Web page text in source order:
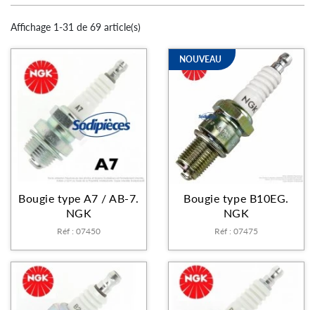
Affichage 1-31 de 69 article(s)
Bougie type A7 / AB-7.
NGK
Réf : 07450
Bougie type B10EG.
NGK
Réf : 07475
NOUVEAU